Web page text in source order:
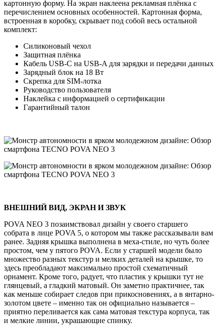
картонную форму. На экран наклеена рекламная плёнка с
перечислением основных особенностей. Картонная форма,
встроенная в коробку, скрывает под собой весь остальной
комплект:
Силиконовый чехол
Защитная плёнка
Кабель USB-C на USB-A для зарядки и передачи данных
Зарядный блок на 18 Вт
Скрепка для SIM-лотка
Руководство пользователя
Наклейка с информацией о сертификации
Гарантийный талон
ВНЕШНИЙ ВИД, ЭКРАН И ЗВУК
POVA NEO 3 позаимствовал дизайн у своего старшего
собрата в лице POVA 5, о котором мы также рассказывали вам
ранее. Задняя крышка выполнена в меха-стиле, но чуть более
простом, чем у пятого POVA. Если у старшей модели было
множество разных текстур и мелких деталей на крышке, то
здесь преобладают максимально простой схематичный
орнамент. Кроме того, радует, что пластик у крышки тут не
глянцевый, а гладкий матовый. Он заметно практичнее, так
как меньше собирает следов при прикосновениях, а в янтарно-
золотом цвете – именно так он официально называется –
приятно переливается как сама матовая текстура корпуса, так
и мелкие линии, украшающие спинку.